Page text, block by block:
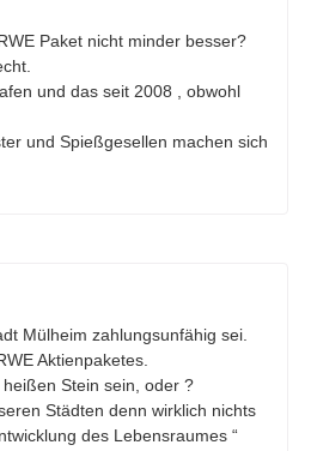
Paket nicht minder besser?
und das seit 2008 , obwohl
und Spießgesellen machen sich
Mülheim zahlungsunfähig sei.
Aktienpaketes.
Stein sein, oder ?
Städten denn wirklich nichts
des Lebensraumes “